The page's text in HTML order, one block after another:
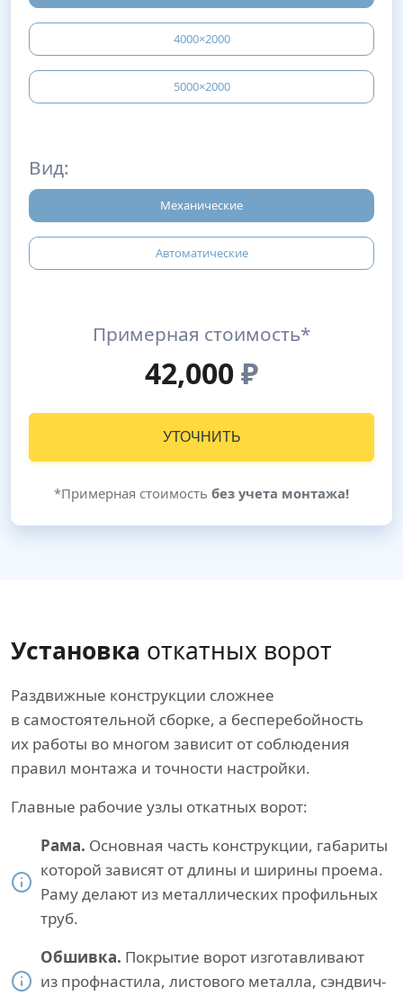
4000×2000
5000×2000
Вид:
Механические
Автоматические
Примерная стоимость*
42,000₽
УТОЧНИТЬ
*Примерная стоимость без учета монтажа!
Установка откатных ворот
Раздвижные конструкции сложнее
в самостоятельной сборке, а бесперебойность
их работы во многом зависит от соблюдения
правил монтажа и точности настройки.
Главные рабочие узлы откатных ворот:
Рама. Основная часть конструкции, габариты
которой зависят от длины и ширины проема.
Раму делают из металлических профильных
труб.
Обшивка. Покрытие ворот изготавливают
из профнастила, листового металла, сэндвич-